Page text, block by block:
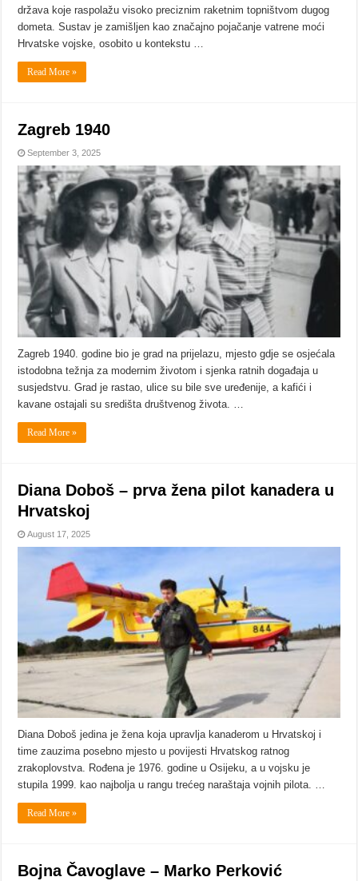
država koje raspolažu visoko preciznim raketnim topništvom dugog
dometa. Sustav je zamišljen kao značajno pojačanje vatrene moći
Hrvatske vojske, osobito u kontekstu …
Read More »
Zagreb 1940
September 3, 2025
Zagreb 1940. godine bio je grad na prijelazu, mjesto gdje se osjećala
istodobna težnja za modernim životom i sjenka ratnih događaja u
susjedstvu. Grad je rastao, ulice su bile sve uređenije, a kafići i
kavane ostajali su središta društvenog života. …
Read More »
Diana Doboš – prva žena pilot kanadera u
Hrvatskoj
August 17, 2025
Diana Doboš jedina je žena koja upravlja kanaderom u Hrvatskoj i
time zauzima posebno mjesto u povijesti Hrvatskog ratnog
zrakoplovstva. Rođena je 1976. godine u Osijeku, a u vojsku je
stupila 1999. kao najbolja u rangu trećeg naraštaja vojnih pilota. …
Read More »
Bojna Čavoglave – Marko Perković